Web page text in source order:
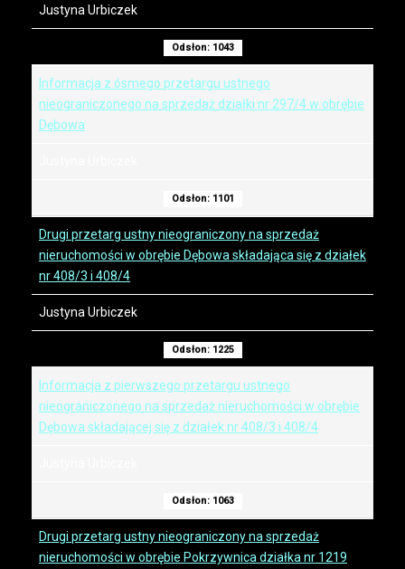
Justyna Urbiczek
Odsłon: 1043
Informacja z ósmego przetargu ustnego
nieograniczonego na sprzedaż działki nr 297/4 w obrębie
Dębowa
Odsłon: 1101
Drugi przetarg ustny nieograniczony na sprzedaż
nieruchomości w obrębie Dębowa składająca się z działek
nr 408/3 i 408/4
Justyna Urbiczek
Odsłon: 1225
Informacja z pierwszego przetargu ustnego
nieograniczonego na sprzedaż nieruchomości w obrębie
Dębowa składającej się z działek nr 408/3 i 408/4
Odsłon: 1063
Drugi przetarg ustny nieograniczony na sprzedaż
nieruchomości w obrębie Pokrzywnica działka nr 1219